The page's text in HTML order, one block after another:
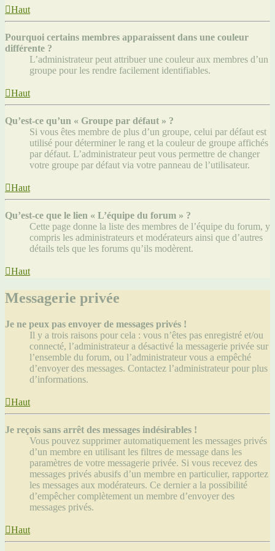
Haut
Pourquoi certains membres apparaissent dans une couleur
différente ?
L’administrateur peut attribuer une couleur aux membres d’un
groupe pour les rendre facilement identifiables.
Haut
Qu’est-ce qu’un « Groupe par défaut » ?
Si vous êtes membre de plus d’un groupe, celui par défaut est
utilisé pour déterminer le rang et la couleur de groupe affichés
par défaut. L’administrateur peut vous permettre de changer
votre groupe par défaut via votre panneau de l’utilisateur.
Haut
Qu’est-ce que le lien « L’équipe du forum » ?
Cette page donne la liste des membres de l’équipe du forum, y
compris les administrateurs et modérateurs ainsi que d’autres
détails tels que les forums qu’ils modèrent.
Haut
Messagerie privée
Je ne peux pas envoyer de messages privés !
Il y a trois raisons pour cela : vous n’êtes pas enregistré et/ou
connecté, l’administrateur a désactivé la messagerie privée sur
l’ensemble du forum, ou l’administrateur vous a empêché
d’envoyer des messages. Contactez l’administrateur pour plus
d’informations.
Haut
Je reçois sans arrêt des messages indésirables !
Vous pouvez supprimer automatiquement les messages privés
d’un membre en utilisant les filtres de message dans les
paramètres de votre messagerie privée. Si vous recevez des
messages privés abusifs d’un membre en particulier, rapportez
les messages aux modérateurs. Ce dernier a la possibilité
d’empêcher complètement un membre d’envoyer des
messages privés.
Haut